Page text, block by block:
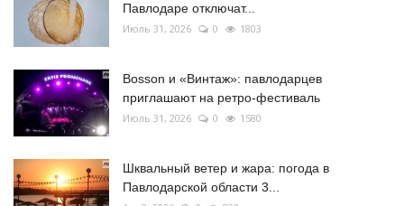
Павлодаре отключат...
Июль 31, 2026 0 1803
Bosson и «Винтаж»: павлодарцев
приглашают на ретро-фестиваль
Июль 31, 2026 0 1580
Шквальный ветер и жара: погода в
Павлодарской области 3...